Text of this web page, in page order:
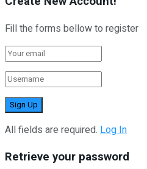
Fill the forms bellow to register
All fields are required. Log In
Retrieve your password